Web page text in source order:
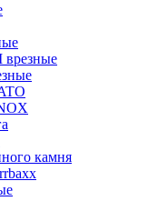
камня